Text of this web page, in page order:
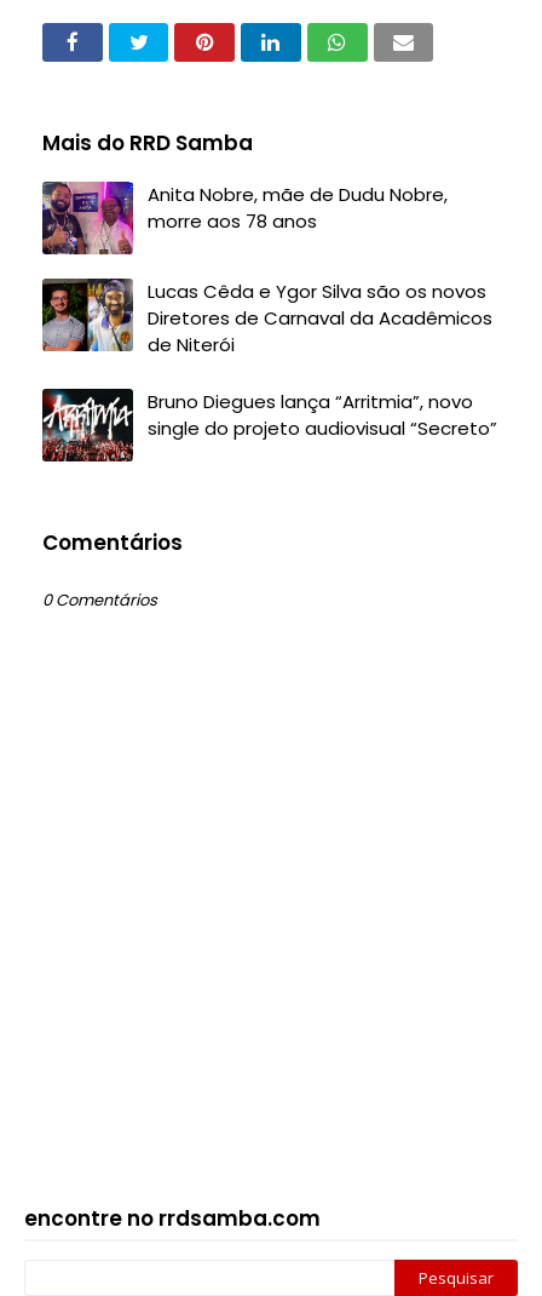
Mais do RRD Samba
Anita Nobre, mãe de Dudu Nobre,
morre aos 78 anos
Lucas Cêda e Ygor Silva são os novos
Diretores de Carnaval da Acadêmicos
de Niterói
Bruno Diegues lança “Arritmia”, novo
single do projeto audiovisual “Secreto”
Comentários
0 Comentários
encontre no rrdsamba.com